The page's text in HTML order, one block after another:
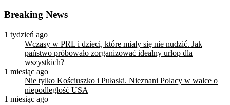
Breaking News
1 tydzień ago
Wczasy w PRL i dzieci, które miały się nie nudzić. Jak
państwo próbowało zorganizować idealny urlop dla
wszystkich?
1 miesiąc ago
Nie tylko Kościuszko i Pułaski. Nieznani Polacy w walce o
niepodległość USA
1 miesiąc ago